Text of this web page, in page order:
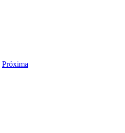
Próxima